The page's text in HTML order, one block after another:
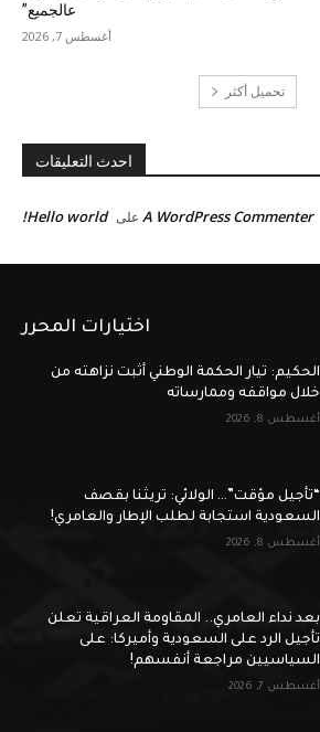
عالجميع”
أغسطس 7, 2026
تحميل أكثر
احدث التعليقات
A WordPress Commenter على Hello world!
اختيارات المحرر
الحكيم: تيار الحكمة الوطني أثبت نزاهته من
خلال مواقفه وممارساته
أغسطس 8, 2026
“تأجيل مؤقت”… الولائي: تريثنا بقصف
السعودية استجابة لطلب الإطار والعامري!
أغسطس 8, 2026
بعد نداء العامري.. المقاومة العراقية تعلن
تأجيل الرد على السعودية وأميركا: على
السياسيين مراجعة أنفسهم!
أغسطس 7, 2026